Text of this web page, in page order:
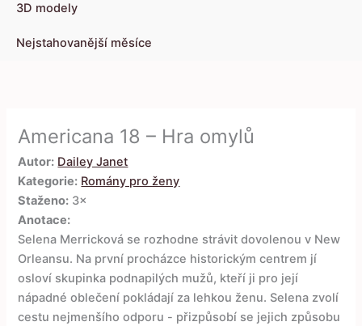
3D modely
Nejstahovanější měsíce
Americana 18 – Hra omylů
Autor: Dailey Janet
Kategorie: Romány pro ženy
Staženo: 3×
Anotace:
Selena Merricková se rozhodne strávit dovolenou v New
Orleansu. Na první procházce historickým centrem jí
osloví skupinka podnapilých mužů, kteří ji pro její
nápadné oblečení pokládají za lehkou ženu. Selena zvolí
cestu nejmenšího odporu - přizpůsobí se jejich způsobu